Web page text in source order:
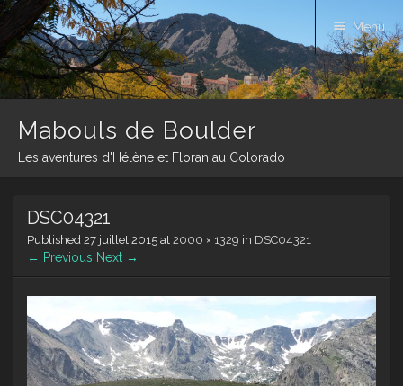
Mabouls de Boulder
Les aventures d'Hélène et Floran au Colorado
Menu
content
DSC04321
Published 27 juillet 2015 at 2000 × 1329 in DSC04321
← Previous Next →